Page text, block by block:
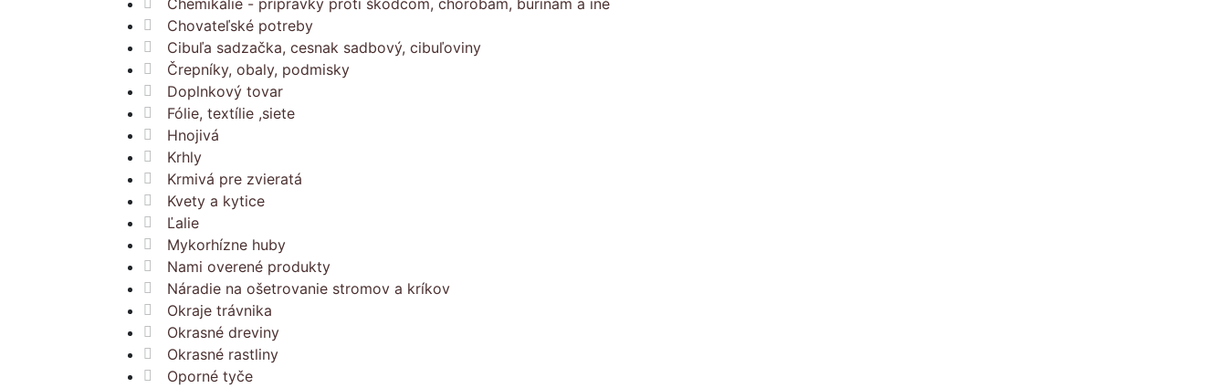
Chemikálie - prípravky proti škodcom, chorobám, burinám a iné
Chovateľské potreby
Cibuľa sadzačka, cesnak sadbový, cibuľoviny
Črepníky, obaly, podmisky
Doplnkový tovar
Fólie, textílie ,siete
Hnojivá
Krhly
Krmivá pre zvieratá
Kvety a kytice
Ľalie
Mykorhízne huby
Nami overené produkty
Náradie na ošetrovanie stromov a kríkov
Okraje trávnika
Okrasné dreviny
Okrasné rastliny
Oporné tyče